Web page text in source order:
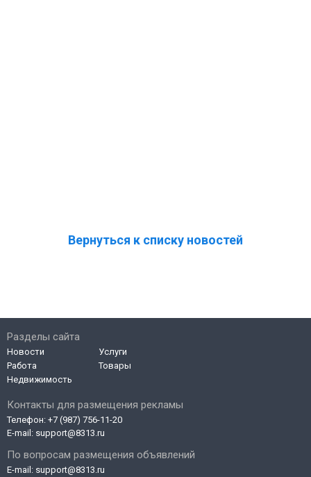
Вернуться к списку новостей
Контакты для размещения рекламы
Телефон: +7 (987) 756-11-20
E-mail: support@8313.ru
По вопросам размещения объявлений
E-mail: support@8313.ru
Разделы сайта
Новости
Работа
Недвижимость
Услуги
Товары